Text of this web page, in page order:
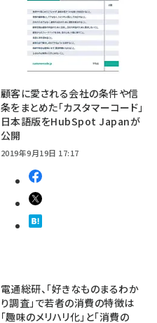
顧客に愛される会社の条件や信
条をまとめた「カスタマーコード」
日本語版をHubSpot Japanが
公開
2019年9月19日 17:17
電通総研、「好きなものまるわか
り調査」で若者の消費の特徴は
「趣味のメリハリ化」と「消費の